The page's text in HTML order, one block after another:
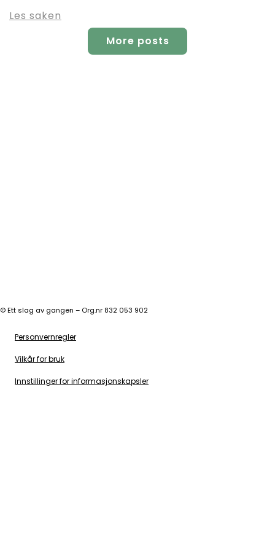
Les saken
More posts
©Ett slag av gangen – Org.nr 832 053 902
Personvernregler
Vilkår for bruk
Innstillinger for informasjonskapsler